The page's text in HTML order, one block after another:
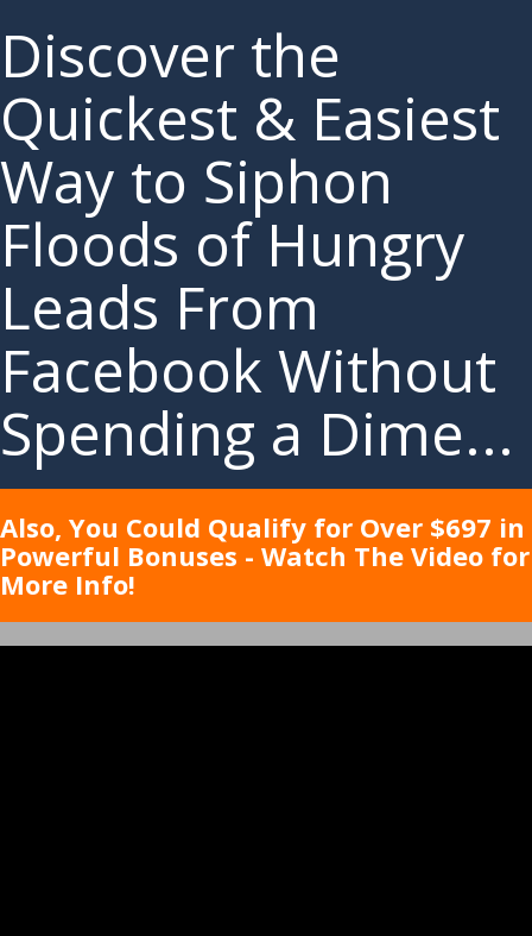
Discover the
Quickest & Easiest
Way to Siphon
Floods of Hungry
Leads From
Facebook Without
Spending a Dime...
Also, You Could Qualify for Over $697 in
Powerful Bonuses - Watch The Video for
More Info!